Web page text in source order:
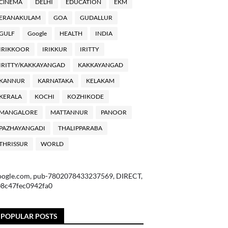
DELHI EDUCATION EKM
GOA GUDALLUR
Google HEALTH INDIA
IRIKKUR IRITTY
KAKKAYANGAD KAKKAYANGAD
KARNATAKA KELAKAM
KOCHI KOZHIKODE
MATTANNUR PANOOR
THALIPPARABA
WORLD
pub-7802078433237569, DIRECT,
POPULAR POSTS